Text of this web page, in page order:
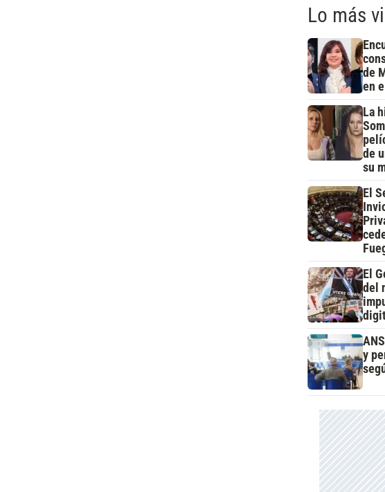
Lo más
de
en
La
de
su
El
El
del
y